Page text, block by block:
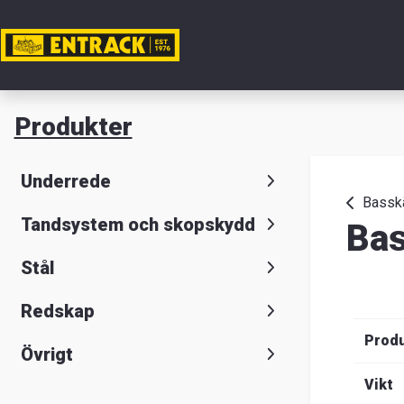
Mitt
kontor
Nyheter
Produkter
Underrede
Tandsystem och skopskydd
Stål
Redskap
Övrigt
Vikt